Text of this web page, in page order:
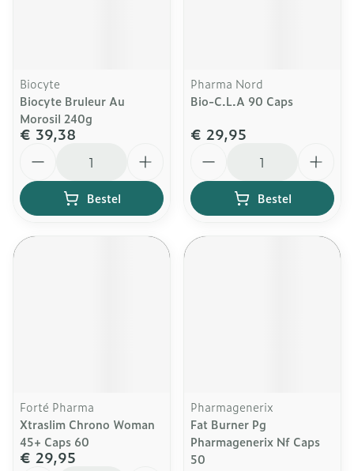
Biocyte
Biocyte Bruleur Au
Morosil 240g
€ 39,38
Bestel
Pharma Nord
Bio-C.L.A 90 Caps
€ 29,95
Bestel
Forté Pharma
Xtraslim Chrono Woman
45+ Caps 60
€ 29,95
Pharmagenerix
Fat Burner Pg
Pharmagenerix Nf Caps
50